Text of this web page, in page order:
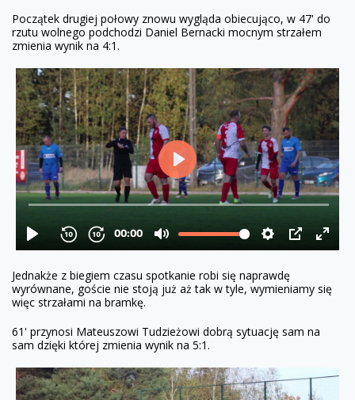
Początek drugiej połowy znowu wygląda obiecująco, w 47' do
rzutu wolnego podchodzi Daniel Bernacki mocnym strzałem
zmienia wynik na 4:1.
Jednakże z biegiem czasu spotkanie robi się naprawdę
wyrównane, goście nie stoją już aż tak w tyle, wymieniamy się
więc strzałami na bramkę.
61' przynosi Mateuszowi Tudzieżowi dobrą sytuację sam na
sam dzięki której zmienia wynik na 5:1.